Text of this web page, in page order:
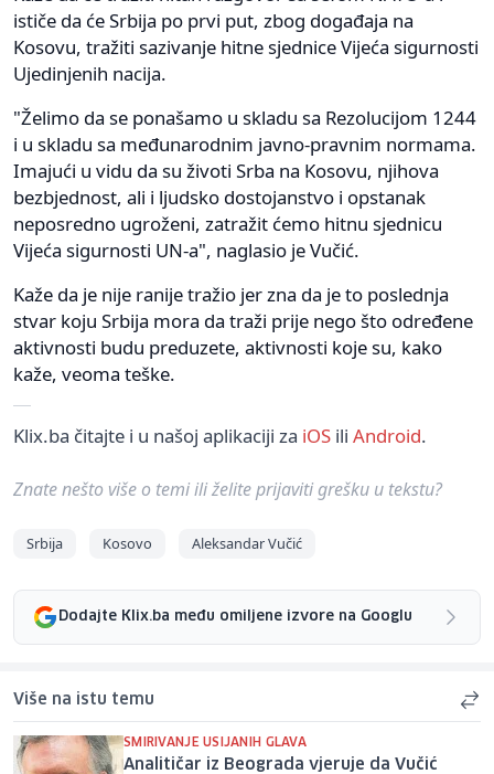
ističe da će Srbija po prvi put, zbog događaja na
Kosovu, tražiti sazivanje hitne sjednice Vijeća sigurnosti
Ujedinjenih nacija.
"Želimo da se ponašamo u skladu sa Rezolucijom 1244
i u skladu sa međunarodnim javno-pravnim normama.
Imajući u vidu da su životi Srba na Kosovu, njihova
bezbjednost, ali i ljudsko dostojanstvo i opstanak
neposredno ugroženi, zatražit ćemo hitnu sjednicu
Vijeća sigurnosti UN-a", naglasio je Vučić.
Kaže da je nije ranije tražio jer zna da je to poslednja
stvar koju Srbija mora da traži prije nego što određene
aktivnosti budu preduzete, aktivnosti koje su, kako
kaže, veoma teške.
Klix.ba čitajte i u našoj aplikaciji za iOS ili Android.
Znate nešto više o temi ili želite prijaviti grešku u tekstu?
Srbija Kosovo Aleksandar Vučić
Dodajte Klix.ba među omiljene izvore na Googlu
Više na istu temu
SMIRIVANJE USIJANIH GLAVA
Analitičar iz Beograda vjeruje da Vučić